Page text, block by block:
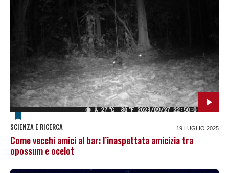
SCIENZA E RICERCA 19 LUGLIO 2025
Come vecchi amici al bar: l’inaspettata amicizia tra
opossum e ocelot